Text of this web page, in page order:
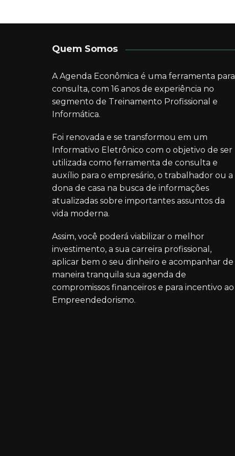
Quem Somos
A Agenda Econômica é uma ferramenta para
consulta, com 16 anos de experiência no
segmento de Treinamento Profissional e
Informática.
Foi renovada e se transformou em um
Informativo Eletrônico com o objetivo de ser
utilizada como ferramenta de consulta e
auxílio para o empresário, o trabalhador ou a
dona de casa na busca de informações
atualizadas sobre importantes assuntos da
vida moderna.
Assim, você poderá viabilizar o melhor
investimento, a sua carreira profissional,
aplicar bem o seu dinheiro e acompanhar de
maneira tranquila sua agenda de
compromissos financeiros e para incentivo ao
Empreendedorismo.